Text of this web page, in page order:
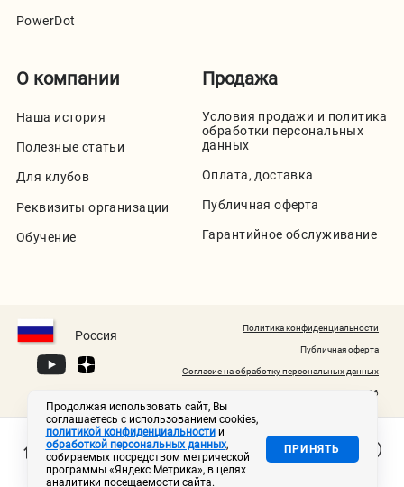
PowerDot
О компании
Наша история
Полезные статьи
Для клубов
Реквизиты организации
Обучение
Продажа
Условия продажи и политика
обработки персональных
данных
Оплата, доставка
Публичная оферта
Гарантийное обслуживание
Россия
Политика конфиденциальности
Публичная оферта
Согласие на обработку персональных данных
© 2020-2026
Продолжая использовать сайт, Вы
соглашаетесь с использованием cookies,
политикой конфиденциальностии
обработкой персональных данных,
собираемых посредством метрической
программы «Яндекс Метрика», в целях
аналитики посещаемости сайта.
ПРИНЯТЬ